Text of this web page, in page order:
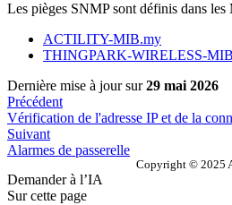
Les pièges SNMP sont définis dans
ACTILITY-MIB.my
THINGPARK-WIRELESS-
Dernière mise à joursur29 mai 2026
Précédent
Vérification de l'adresse IP et de la
Suivant
Alarmes de passerelle
Copyright © 2025
Demander à l’IA
Sur cette page